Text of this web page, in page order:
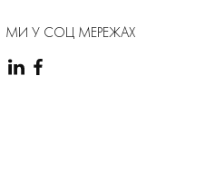
МИ У СОЦ МЕРЕЖАХ